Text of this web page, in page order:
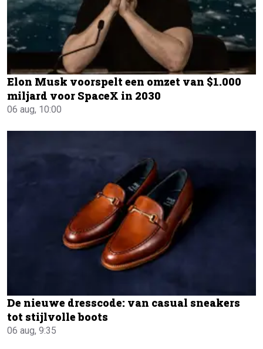
Elon Musk voorspelt een omzet van $1.000
miljard voor SpaceX in 2030
06 aug, 10:00
De nieuwe dresscode: van casual sneakers
tot stijlvolle boots
06 aug, 9:35